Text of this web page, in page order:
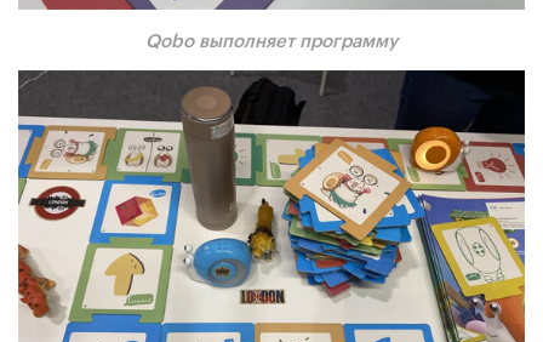
Qoboвыполняет программу